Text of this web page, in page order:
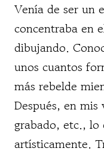
Venía de ser un
concentraba en
dibujando.
unos cuantos
más rebelde
Después, en
grabado, etc., lo
artísticamente.